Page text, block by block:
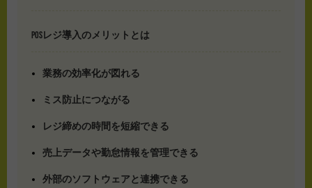
POSレジ導入のメリットとは
業務の効率化が図れる
ミス防止につながる
レジ締めの時間を短縮できる
売上データや勤怠情報を管理できる
外部のソフトウェアと連携できる